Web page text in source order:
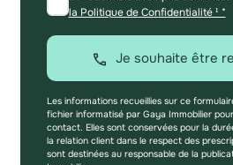
la Politique de Confidentialité ¹ *
Je souhaite être
Les informations recueillies sur ce
fichier informatisé par Gaya Immobilier
contact. Elles sont conservées pour la
la relation client dans le respect des
sont destinées au responsable de la